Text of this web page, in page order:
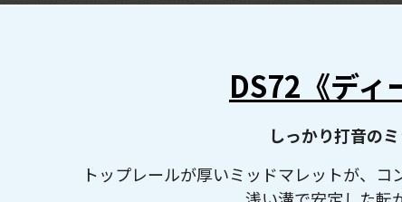
DS72《ディ
しっかり打音の
トップレールが厚いミッドマレットが、コ